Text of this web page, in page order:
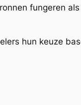
fungeren
hun keuze